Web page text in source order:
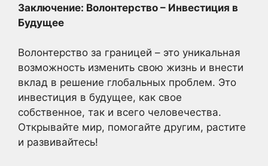
Заключение: Волонтерство – Инвестиция в
Будущее
Волонтерство за границей – это уникальная
возможность изменить свою жизнь и внести
вклад в решение глобальных проблем. Это
инвестиция в будущее, как свое
собственное, так и всего человечества.
Открывайте мир, помогайте другим, растите
и развивайтесь!